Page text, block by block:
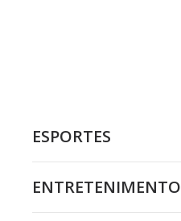
ESPORTES
ENTRETENIMENTO